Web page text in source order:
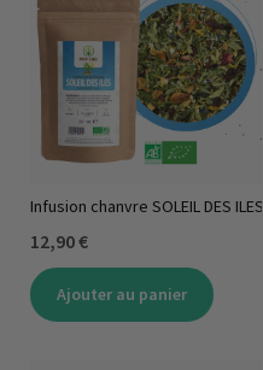
Infusion chanvre SOLEIL DES ILES
12,90 €
Ajouter au panier